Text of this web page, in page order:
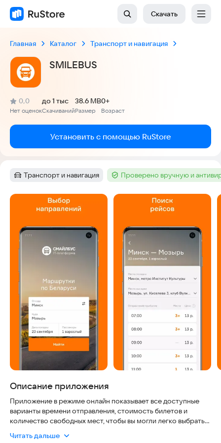
Скачать
Главная Каталог Транспорт и навигация
SMILEBUS
Рейтинг:
0,0
(
Нет оценок
)
Скачиваний
до 1 тыс
Размер
38.6 MB
Возраст
0+
Установить с помощью RuStore
Категория:
Транспорт и навигация Тег :Проверено вручную и
Скриншоты
Описание приложения
Приложение в режиме онлайн показывает все доступные
варианты времени отправления, стоимость билетов и
количество свободных мест, чтобы вы могли легко выбрать
Читать дальше